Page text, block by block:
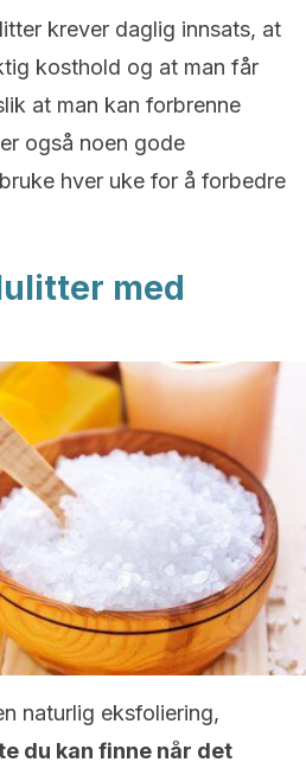
krever daglig innsats, at
kosthold og at man får
at man kan forbrenne
også noen gode
hver uke for å forbedre
med
naturlig eksfoliering,
du kan finne når det